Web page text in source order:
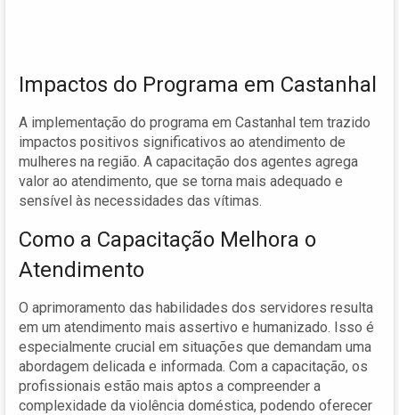
Impactos do Programa em Castanhal
A implementação do programa em Castanhal tem trazido
impactos positivos significativos ao atendimento de
mulheres na região. A capacitação dos agentes agrega
valor ao atendimento, que se torna mais adequado e
sensível às necessidades das vítimas.
Como a Capacitação Melhora o
Atendimento
O aprimoramento das habilidades dos servidores resulta
em um atendimento mais assertivo e humanizado. Isso é
especialmente crucial em situações que demandam uma
abordagem delicada e informada. Com a capacitação, os
profissionais estão mais aptos a compreender a
complexidade da violência doméstica, podendo oferecer